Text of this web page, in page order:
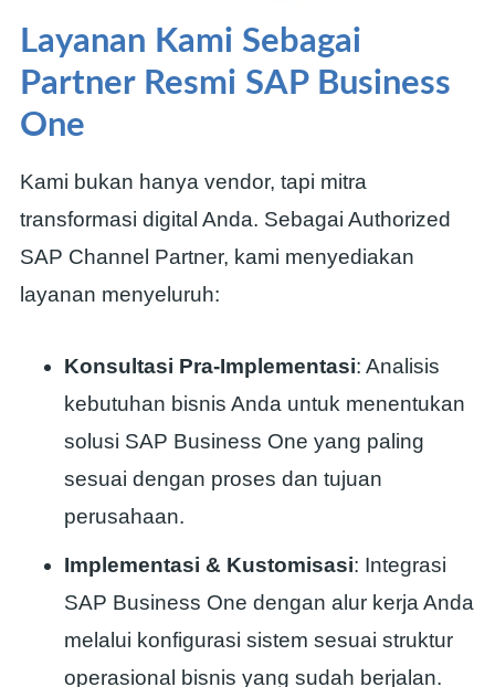
Layanan Kami Sebagai
Partner Resmi SAP Business
One
Kami bukan hanya vendor, tapi mitra
transformasi digital Anda. Sebagai Authorized
SAP Channel Partner, kami menyediakan
layanan menyeluruh:
Konsultasi Pra-Implementasi: Analisis
kebutuhan bisnis Anda untuk menentukan
solusi SAP Business One yang paling
sesuai dengan proses dan tujuan
perusahaan.
Implementasi & Kustomisasi: Integrasi
SAP Business One dengan alur kerja Anda
melalui konfigurasi sistem sesuai struktur
operasional bisnis yang sudah berjalan.